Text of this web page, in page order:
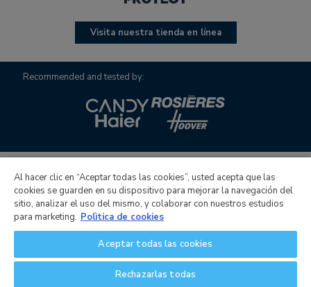
Visita nuestra tienda en línea
Recommended and tested by:
Candy Hoover Group S.r.l. con accionista único, empresa
para la gestión y coordinación de la actividad de Candy
S.p.A., sede social: Via Comolli, 16 - 20861 Brugherio (MB) -
Italia, capital social € 30,000,000.000.00 totalmente
desembolsado, código fiscal italiano y número de registro en
Al hacer clic en “Aceptar todas las cookies”, usted acepta que las
cookies se guarden en su dispositivo para mejorar la navegación del
sitio, analizar el uso del mismo, y colaborar con nuestros estudios
para marketing. Polìtica de cookies
Aceptar todas las cookies
Rechazarlas todas